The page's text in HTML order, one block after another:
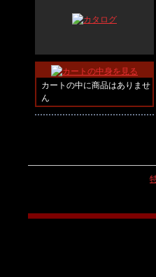
カートの中に商品はありませ
ん